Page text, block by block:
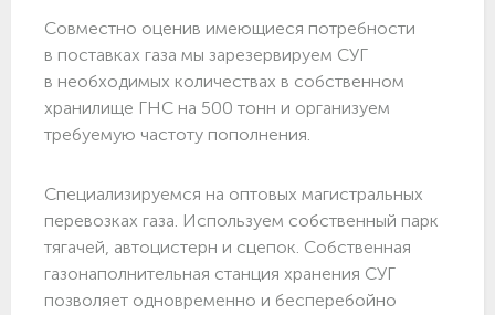
Совместно оценив имеющиеся потребности
в поставках газа мы зарезервируем СУГ
в необходимых количествах в собственном
хранилище ГНС на 500 тонн и организуем
требуемую частоту пополнения.
Специализируемся на оптовых магистральных
перевозках газа. Используем собственный парк
тягачей, автоцистерн и сцепок. Собственная
газонаполнительная станция хранения СУГ
позволяет одновременно и бесперебойно